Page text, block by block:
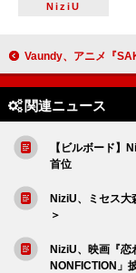
NiziU
Vaundy、アニメ『SAKAMOTO DAYS』OPテーマのMV公開 第7話
関連ニュース
【ビルボード】
首位
NiziU、ミセス大
＞
NiziU、映画『恋
NONFICTION」